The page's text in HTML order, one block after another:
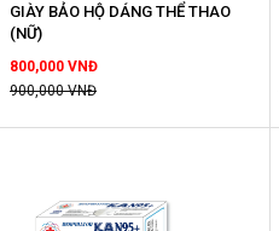
GIÀY BẢO HỘ DÁNG THỂ THAO
(NỮ)
800,000 VNĐ
900,000 VNĐ